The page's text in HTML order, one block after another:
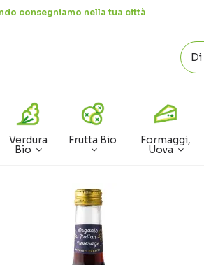
consegniamo nella tua città
Verdura
Bio
Frutta Bio Formaggi,
Uova